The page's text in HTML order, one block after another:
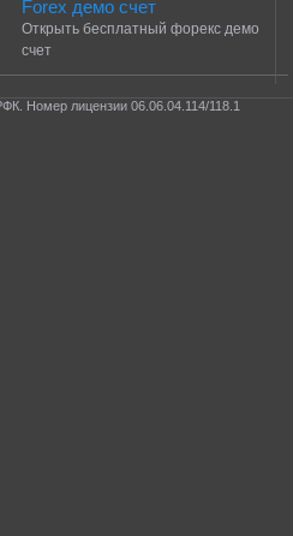
Forex демо счет
Открыть бесплатный форекс демо
счет
Номер лицензии 06.06.04.114/118.1